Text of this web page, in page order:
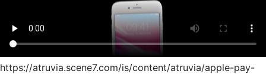
https://atruvia.scene7.com/is/content/atruvia/apple-pay-